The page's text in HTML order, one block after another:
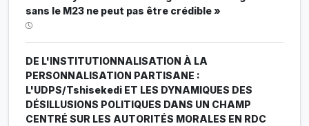
sans le M23 ne peut pas être crédible »
DE L'INSTITUTIONNALISATION À LA
PERSONNALISATION PARTISANE :
L'UDPS/Tshisekedi ET LES DYNAMIQUES DES
DÉSILLUSIONS POLITIQUES DANS UN CHAMP
CENTRÉ SUR LES AUTORITÉS MORALES EN RDC